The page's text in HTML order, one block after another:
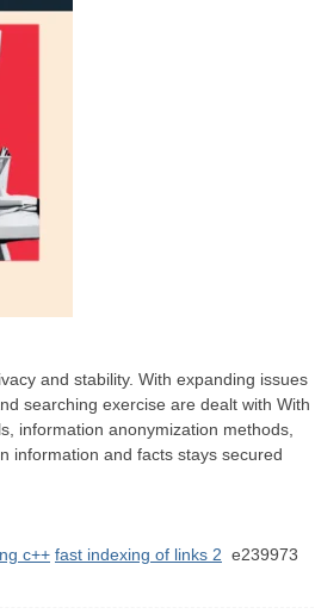
and stability. With expanding issues
searching exercise are dealt with With
information anonymization methods,
information and facts stays secured
c++ fast indexing of links 2 e239973